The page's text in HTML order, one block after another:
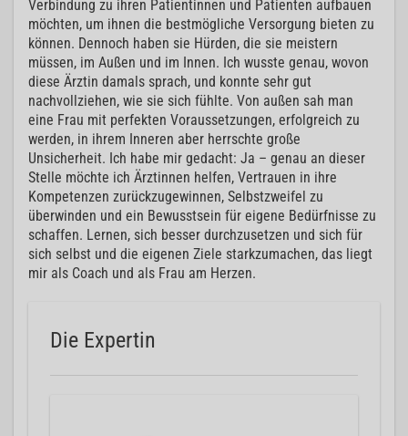
Verbindung zu ihren Patientinnen und Patienten aufbauen
möchten, um ihnen die bestmögliche Versorgung bieten zu
können. Dennoch haben sie Hürden, die sie meistern
müssen, im Außen und im Innen. Ich wusste genau, wovon
diese Ärztin damals sprach, und konnte sehr gut
nachvollziehen, wie sie sich fühlte. Von außen sah man
eine Frau mit perfekten Voraussetzungen, erfolgreich zu
werden, in ihrem Inneren aber herrschte große
Unsicherheit. Ich habe mir gedacht: Ja – genau an dieser
Stelle möchte ich Ärztinnen helfen, Vertrauen in ihre
Kompetenzen zurückzugewinnen, Selbstzweifel zu
überwinden und ein Bewusstsein für eigene Bedürfnisse zu
schaffen. Lernen, sich besser durchzusetzen und sich für
sich selbst und die eigenen Ziele starkzumachen, das liegt
mir als Coach und als Frau am Herzen.
Die Expertin